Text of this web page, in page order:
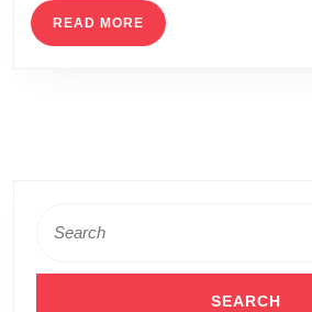
READ MORE READ
MORE
for: